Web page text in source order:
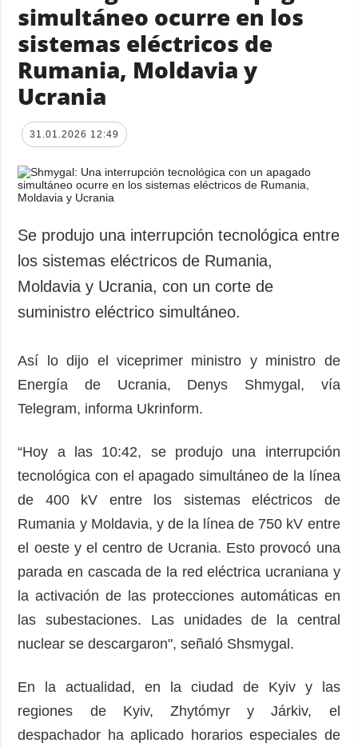
simultáneo ocurre en los
sistemas eléctricos de
Rumania, Moldavia y
Ucrania
31.01.2026 12:49
Se produjo una interrupción tecnológica entre
los sistemas eléctricos de Rumania,
Moldavia y Ucrania, con un corte de
suministro eléctrico simultáneo.
Así lo dijo el viceprimer ministro y ministro de
Energía de Ucrania, Denys Shmygal, vía
Telegram, informa Ukrinform.
“Hoy a las 10:42, se produjo una interrupción
tecnológica con el apagado simultáneo de la línea
de 400 kV entre los sistemas eléctricos de
Rumania y Moldavia, y de la línea de 750 kV entre
el oeste y el centro de Ucrania. Esto provocó una
parada en cascada de la red eléctrica ucraniana y
la activación de las protecciones automáticas en
las subestaciones. Las unidades de la central
nuclear se descargaron", señaló Shsmygal.
En la actualidad, en la ciudad de Kyiv y las
regiones de Kyiv, Zhytómyr y Járkiv, el
despachador ha aplicado horarios especiales de